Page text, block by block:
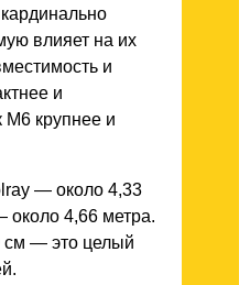
влияет на их
и
и
M6 крупнее и
— около 4,33
около 4,66 метра.
см — это целый